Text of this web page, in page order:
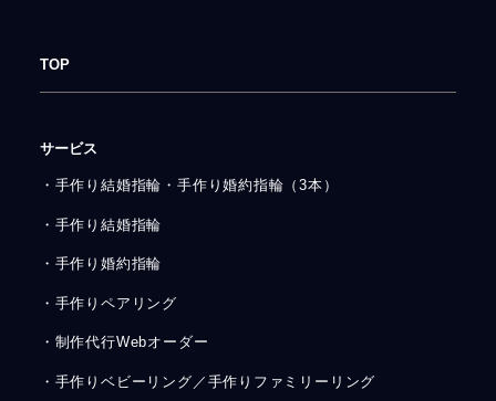
TOP
サービス
・手作り結婚指輪・手作り婚約指輪（3本）
・手作り結婚指輪
・手作り婚約指輪
・手作りペアリング
・制作代行Webオーダー
・手作りベビーリング／手作りファミリーリング